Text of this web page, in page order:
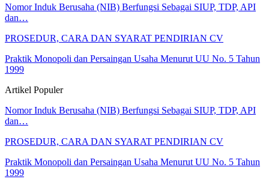
Nomor Induk Berusaha (NIB) Berfungsi Sebagai SIUP, TDP, API
dan…
PROSEDUR, CARA DAN SYARAT PENDIRIAN CV
Praktik Monopoli dan Persaingan Usaha Menurut UU No. 5 Tahun
1999
Artikel Populer
Nomor Induk Berusaha (NIB) Berfungsi Sebagai SIUP, TDP, API
dan…
PROSEDUR, CARA DAN SYARAT PENDIRIAN CV
Praktik Monopoli dan Persaingan Usaha Menurut UU No. 5 Tahun
1999